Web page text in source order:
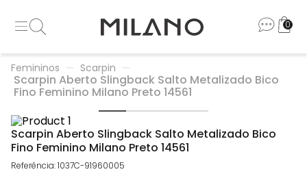
0
Femininos Scarpin
Scarpin Aberto Slingback Salto Metalizado Bico
Fino Feminino Milano Preto 14561
Scarpin Aberto Slingback Salto Metalizado Bico
Fino Feminino Milano Preto 14561
Referência:1037C-91960005